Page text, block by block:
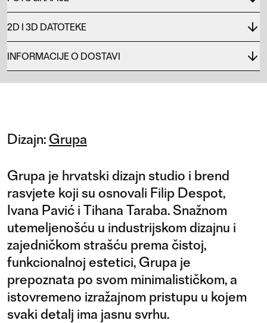
2D I 3D DATOTEKE
INFORMACIJE O DOSTAVI
Dizajn: Grupa
Grupa je hrvatski dizajn studio i brend
rasvjete koji su osnovali Filip Despot,
Ivana Pavić i Tihana Taraba. Snažnom
utemeljenošću u industrijskom dizajnu i
zajedničkom strašću prema čistoj,
funkcionalnoj estetici, Grupa je
prepoznata po svom minimalističkom, a
istovremeno izražajnom pristupu u kojem
svaki detalj ima jasnu svrhu.